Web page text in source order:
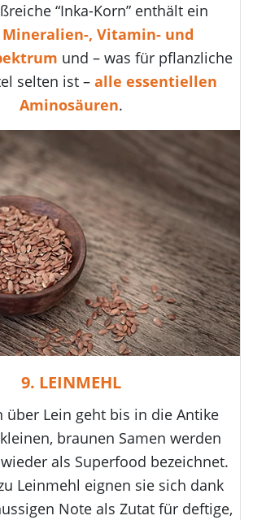
“Inka-Korn” enthält ein
, Vitamin- und
und – was für pflanzliche
selten ist – alle essentiellen
Aminosäuren.
9. LEINMEHL
über Lein geht bis in die Antike
braunen Samen werden
als Superfood bezeichnet.
Leinmehl eignen sie sich dank
Note als Zutat für deftige,